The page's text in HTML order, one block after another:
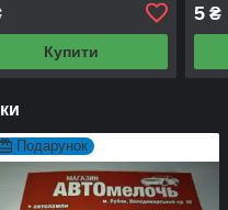
Купити
5 ₴
Подарунок